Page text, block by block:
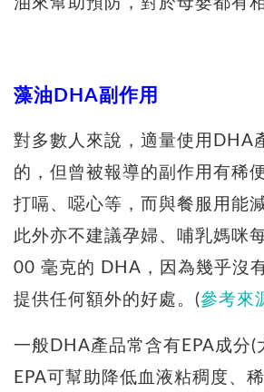
油來幫助預防，對於母嬰都有
藻油DHA副作用
對多數人來說，適量使用DHA
的，但曾被報導的副作用有稀
打嗝、噁心等，而與餐服用能
此外亦不建議孕婦、哺乳媽咪
00 毫克的 DHA，因為幾乎沒
提供任何額外的好處。(參考來
一般DHA產品常含有EPA成分(
EPA可幫助降低血液粘稠度、